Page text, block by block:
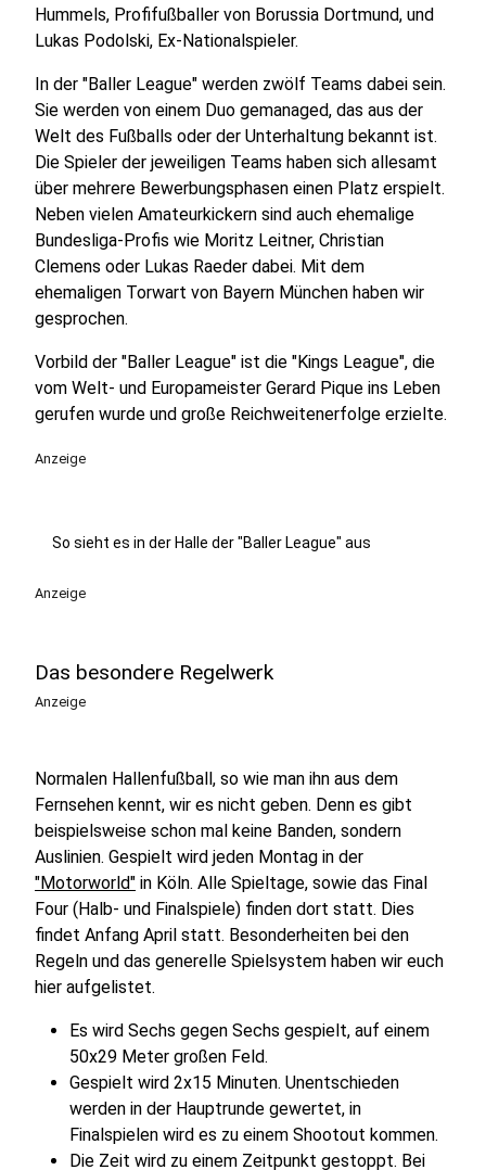
Hummels, Profifußballer von Borussia Dortmund, und
Lukas Podolski, Ex-Nationalspieler.
In der "Baller League" werden zwölf Teams dabei sein.
Sie werden von einem Duo gemanaged, das aus der
Welt des Fußballs oder der Unterhaltung bekannt ist.
Die Spieler der jeweiligen Teams haben sich allesamt
über mehrere Bewerbungsphasen einen Platz erspielt.
Neben vielen Amateurkickern sind auch ehemalige
Bundesliga-Profis wie Moritz Leitner, Christian
Clemens oder Lukas Raeder dabei. Mit dem
ehemaligen Torwart von Bayern München haben wir
gesprochen.
Vorbild der "Baller League" ist die "Kings League", die
vom Welt- und Europameister Gerard Pique ins Leben
gerufen wurde und große Reichweitenerfolge erzielte.
Anzeige
So sieht es in der Halle der "Baller League" aus
Anzeige
Das besondere Regelwerk
Anzeige
Normalen Hallenfußball, so wie man ihn aus dem
Fernsehen kennt, wir es nicht geben. Denn es gibt
beispielsweise schon mal keine Banden, sondern
Auslinien. Gespielt wird jeden Montag in der
"Motorworld" in Köln. Alle Spieltage, sowie das Final
Four (Halb- und Finalspiele) finden dort statt. Dies
findet Anfang April statt. Besonderheiten bei den
Regeln und das generelle Spielsystem haben wir euch
hier aufgelistet.
Es wird Sechs gegen Sechs gespielt, auf einem
50x29 Meter großen Feld.
Gespielt wird 2x15 Minuten. Unentschieden
werden in der Hauptrunde gewertet, in
Finalspielen wird es zu einem Shootout kommen.
Die Zeit wird zu einem Zeitpunkt gestoppt. Bei